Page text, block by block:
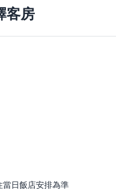
客房
當日飯店安排為準